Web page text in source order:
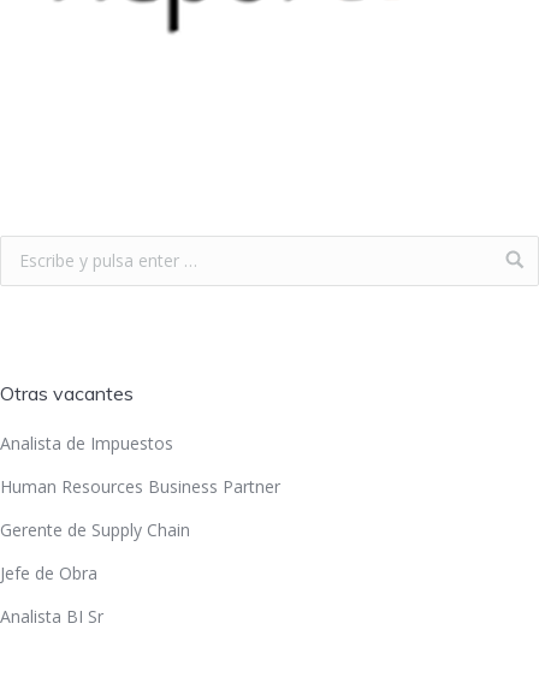
Otras vacantes
Analista de Impuestos
Human Resources Business Partner
Gerente de Supply Chain
Jefe de Obra
Analista BI Sr